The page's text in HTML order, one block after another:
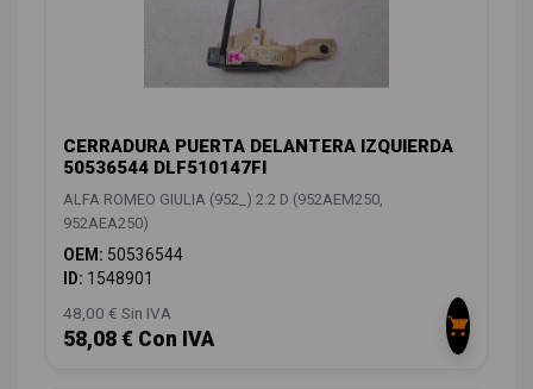
CERRADURA PUERTA DELANTERA IZQUIERDA
50536544 DLF510147FI
ALFA ROMEO GIULIA (952_) 2.2 D (952AEM250,
952AEA250)
OEM: 50536544
ID: 1548901
48,00 € Sin IVA
58,08 € Con IVA